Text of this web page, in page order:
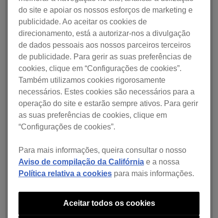
uma preparação mais suave das suas atuações e
utilização de um maior número de tipos de ficheiros. Leia
toda a informação sobre todas as novidades na seção
“As características principais” adiante.
rekordbox encontra-se disponível a partir de hoje com
três planos de subscrição.
Planos de subscrição rekordbox
Com o lançamento do rekordbox versão 6.0, terminámos
o sistema de licenciamento incorporado anteriormente. A
partir de hoje, poderá utilizar a aplicação, optando por um
dos três planos de subscrição. Isto significa que, poderá
vida e ao seu modo de DJ, utilizando as funções que
mais necessita. No entanto, também pode tomar a
liberdade de alternar entre planos, sempre que pretender
nos planos mais avançados. Por ex.: a função Cloud
do site e apoiar os nossos esforços de marketing e
publicidade. Ao aceitar os cookies de
direcionamento, está a autorizar-nos a divulgação
de dados pessoais aos nossos parceiros terceiros
de publicidade. Para gerir as suas preferências de
cookies, clique em “Configurações de cookies”.
Também utilizamos cookies rigorosamente
necessários. Estes cookies são necessários para a
operação do site e estarão sempre ativos. Para gerir
as suas preferências de cookies, clique em
“Configurações de cookies”.
Para mais informações, queira consultar o nosso
Aviso de compilação da Califórniae a nossa
Política relativa a cookiespara mais informações.
Aceitar todos os cookies